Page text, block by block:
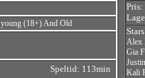
young (18+) And Old
Speltid: 113min
Alex
Gia
Kali